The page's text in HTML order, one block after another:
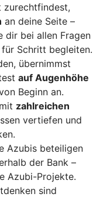
zurechtfindest,
an deine Seite –
dir bei allen Fragen
Schritt begleiten.
übernimmst
auf Augenhöhe
Beginn an.
zahlreichen
vertiefen und
Azubis beteiligen
der Bank –
Azubi-Projekte.
sind